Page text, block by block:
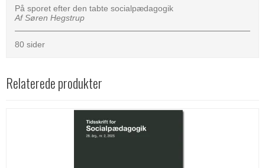
På sporet efter den tabte socialpædagogik
Af Søren Hegstrup
80 sider
Relaterede produkter